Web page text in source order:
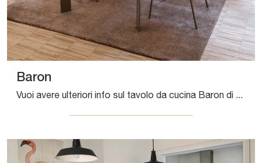
Baron
Vuoi avere ulteriori info sul tavolo da cucina Baron di Connubia? Clicca e scopri di più sui modelli allungabili dell'azienda.